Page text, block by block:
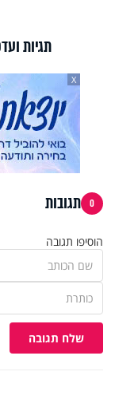
תגיות
X
0 תגובות
הוסיפו תגובה
שלח תגובה